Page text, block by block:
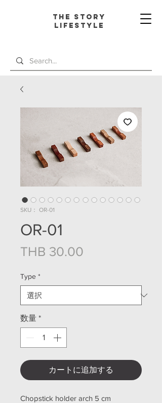
The Story
L ifestyle
SKU： OR-01
OR-01
THB 30.00
Type *
数量 *
カートに追加する
Chopstick holder arch 5 cm